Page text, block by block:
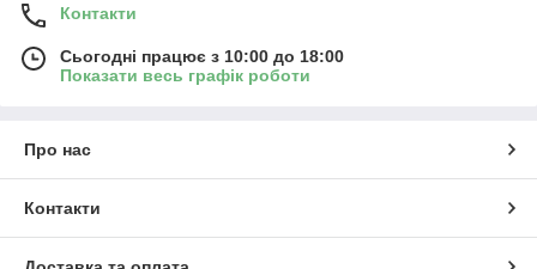
Контакти
Сьогодні працює з 10:00 до 18:00
Показати весь графік роботи
Про нас
Контакти